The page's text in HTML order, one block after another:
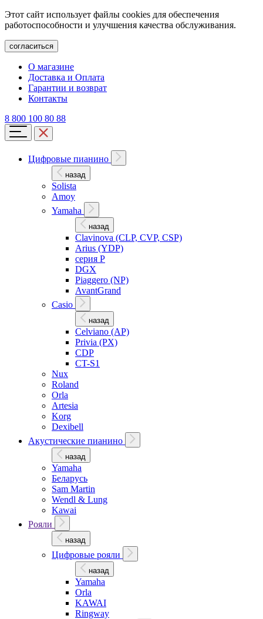
Этот сайт использует файлы cookies для обеспечения
работоспособности и улучшения качества обслуживания.
согласиться
О магазине
Доставка и Оплата
Гарантии и возврат
Контакты
8 800 100 80 88
Цифровые пианино
назад
Solista
Amoy
Yamaha
назад
Clavinova (CLP, CVP, CSP)
Arius (YDP)
серия P
DGX
Piaggero (NP)
AvantGrand
Casio
назад
Celviano (AP)
Privia (PX)
CDP
CT-S1
Nux
Roland
Orla
Artesia
Korg
Dexibell
Акустические пианино
назад
Yamaha
Беларусь
Sam Martin
Wendl & Lung
Kawai
Рояли
назад
Цифровые рояли
назад
Yamaha
Orla
KAWAI
Ringway